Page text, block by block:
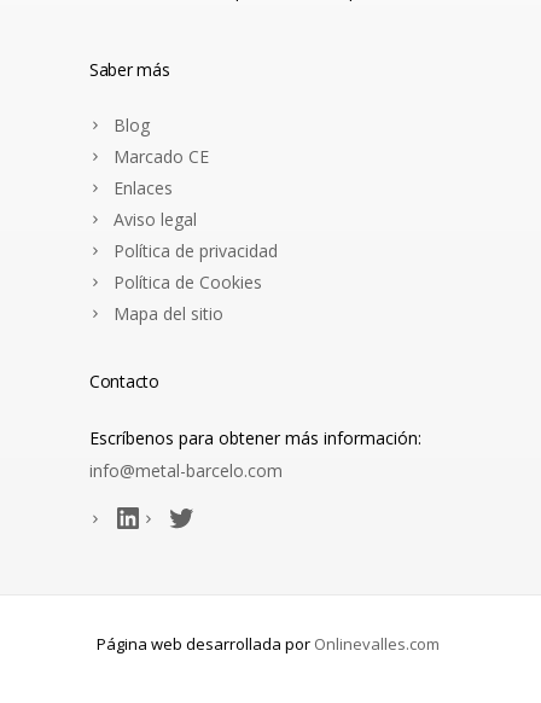
Saber más
Blog
Marcado CE
Enlaces
Aviso legal
Política de privacidad
Política de Cookies
Mapa del sitio
Contacto
Escríbenos para obtener más información:
info@metal-barcelo.com
LinkedIn
Gorjeo
Página web desarrollada por Onlinevalles.com